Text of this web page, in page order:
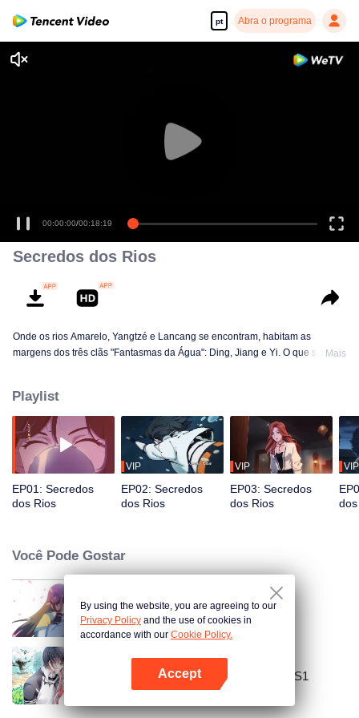
pt Abra o programa
Abra o programa
00:00:00/00:18:19
Secredos dos Rios
Onde os rios Amarelo, Yangtzé e Lancang se encontram, habitam as
margens dos três clãs "Fantasmas da Água": Ding, Jiang e Yi. O que são
administra uma "margem subaquática" ao longo do Lancang. Durante um
perigoso mergulho na "Sopa Dourada", ela resgata Zong Hang. Buscando a
verdade e a cura para seu próprio destino, Yi Sa o treina como um
Fantasma da Água.
Mais
Playlist
EP01: Secredos
dos Rios
VIP
EP02: Secredos
dos Rios
VIP
EP03: Secredos
dos Rios
VIP
Você Pode Gostar
The Beauty Blogger
National Husband Bring Home SS1
By using the website, you are agreeing to our
Privacy Policy and the use of cookies in
accordance with our Cookie Policy.
Accept